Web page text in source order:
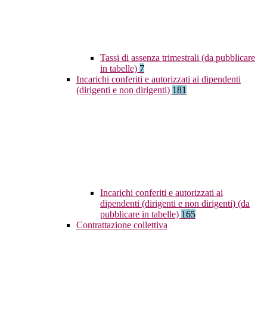
Tassi di assenza trimestrali (da pubblicare
in tabelle) 7
Incarichi conferiti e autorizzati ai dipendenti
(dirigenti e non dirigenti) 181
Incarichi conferiti e autorizzati ai
dipendenti (dirigenti e non dirigenti) (da
pubblicare in tabelle) 165
Contrattazione collettiva